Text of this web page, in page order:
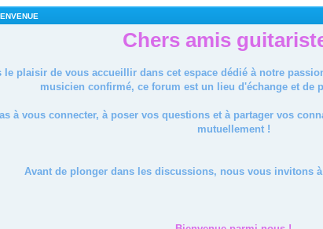
Chers amis
le plaisir de vous accueillir dans cet espace dédié à notre
musicien confirmé, ce forum est un lieu d'échange et de
à vous connecter, à poser vos questions et à partager vos
mutuellement !
Avant de plonger dans les discussions, nous vous invitons